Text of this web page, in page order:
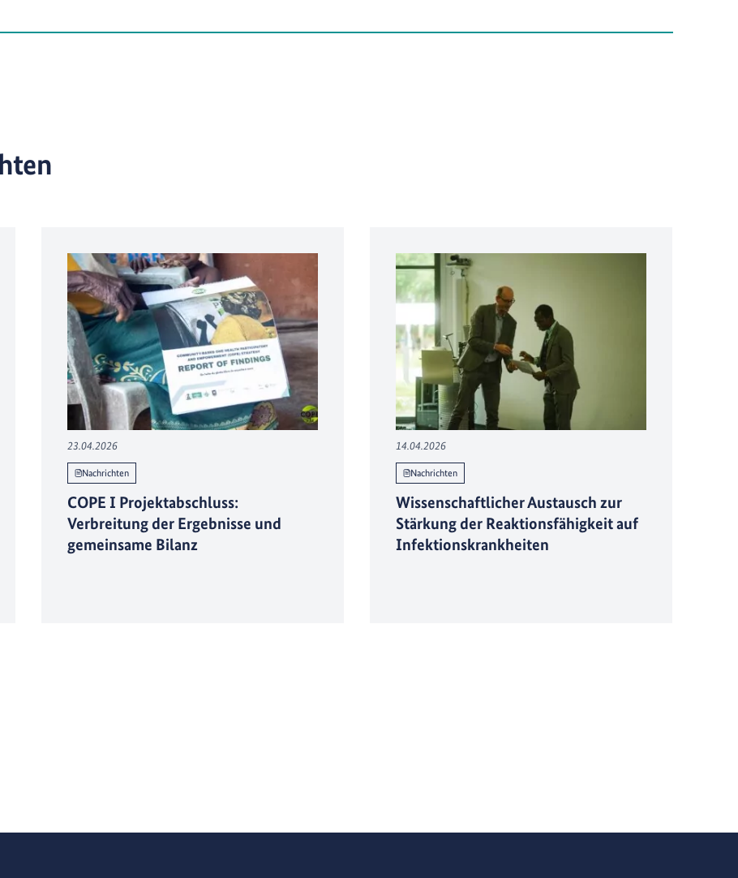
23.04.2026
Nachrichten
COPE I Projektabschluss:
Verbreitung der Ergebnisse und
gemeinsame Bilanz
14.04.2026
Nachrichten
Wissenschaftlicher Austausch zur
Stärkung der Reaktionsfähigkeit auf
Infektionskrankheiten